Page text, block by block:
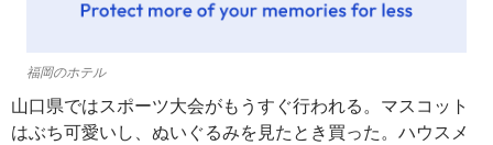
福岡のホテル
山口県ではスポーツ大会がもうすぐ行われる。マスコット
はぶち可愛いし、ぬいぐるみを見たとき買った。ハウスメ